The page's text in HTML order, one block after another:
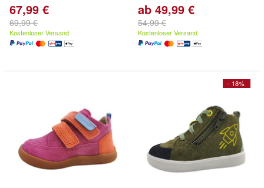
67,99 €
69,99 €
Kostenloser Versand
ab 49,99 €
54,99 €
Kostenloser Versand
- 18%